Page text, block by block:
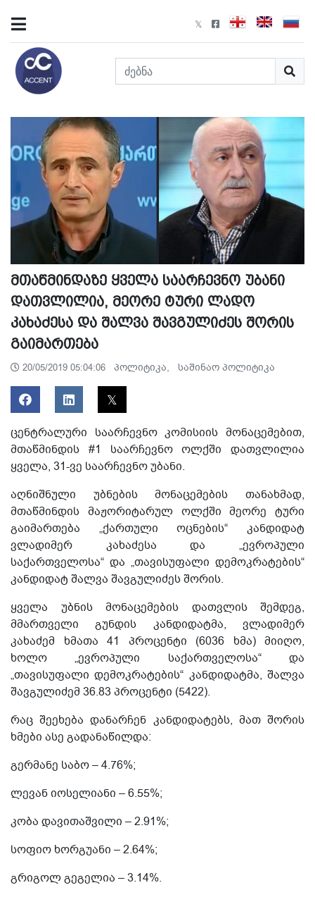
მთაწმინდაზე ყველა საარჩევნო უბანი
დათვლილია, მეორე ტური ლადო
კახაძესა და შალვა შავგულიძეს შორის
გაიმართება
20/05/2019 05:04:06 პოლიტიკა, საშინაო პოლიტიკა
ცენტრალური საარჩევნო კომისიის მონაცემებით,
მთაწმინდის #1 საარჩევნო ოლქში დათვლილია
ყველა, 31-ვე საარჩევნო უბანი.
აღნიშნული უბნების მონაცემების თანახმად,
მთაწმინდის მაჟორიტარულ ოლქში მეორე ტური
გაიმართება „ქართული ოცნების“ კანდიდატ
ვლადიმერ კახაძესა და „ევროპული
საქართველოსა“ და „თავისუფალი დემოკრატების“
კანდიდატ შალვა შავგულიძეს შორის.
ყველა უბნის მონაცემების დათვლის შემდეგ,
მმართველი გუნდის კანდიდატმა, ვლადიმერ
კახაძემ ხმათა 41 პროცენტი (6036 ხმა) მიიღო,
ხოლო „ევროპული საქართველოსა“ და
„თავისუფალი დემოკრატების“ კანდიდატმა, შალვა
შავგულიძემ 36.83 პროცენტი (5422). ​
რაც შეეხება დანარჩენ კანდიდატებს, მათ შორის
ხმები ასე გადანაწილდა:
გერმანე საბო – 4.76%;
ლევან იოსელიანი – 6.55%;
კობა დავითაშვილი – 2.91%;
სოფიო ხორგუანი – 2.64%;
გრიგოლ გეგელია – 3.14%.